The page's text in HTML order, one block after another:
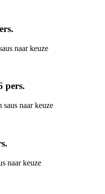
naar keuze
pers.
saus naar keuze
naar keuze